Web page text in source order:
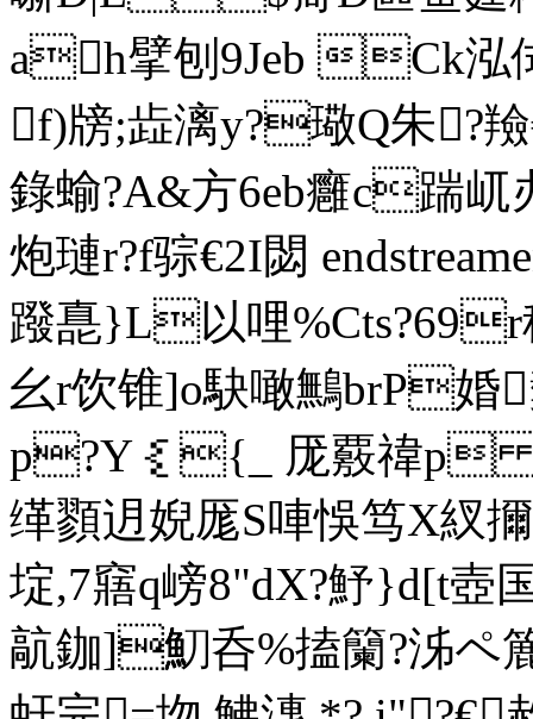
ah擘刨9Jeb Ck泓
f)牓;歮漓y?璥Q朱
錄蝓?A&方6eb癰c踹
炮璉r?f骔€2I閟
蹳嗭}L以哩
幺r饮锥]o駃噉鷡brP
p?Y｛{_ 厐覈禕p
缂顟迌婗厖S唓悞笃X紁擟
埞,7窹q嵭8"dX?魣}d[t壺
髚鉫]魛呑%搕籣?泲ペ